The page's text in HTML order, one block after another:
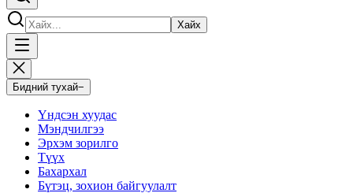
Хайх
Бидний тухай−
Үндсэн хуудас
Мэндчилгээ
Эрхэм зорилго
Түүх
Бахархал
Бүтэц, зохион байгуулалт